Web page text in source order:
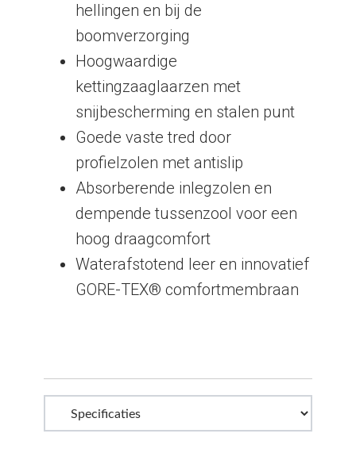
hellingen en bij de
boomverzorging
Hoogwaardige
kettingzaaglaarzen met
snijbescherming en stalen punt
Goede vaste tred door
profielzolen met antislip
Absorberende inlegzolen en
dempende tussenzool voor een
hoog draagcomfort
Waterafstotend leer en innovatief
GORE-TEX® comfortmembraan